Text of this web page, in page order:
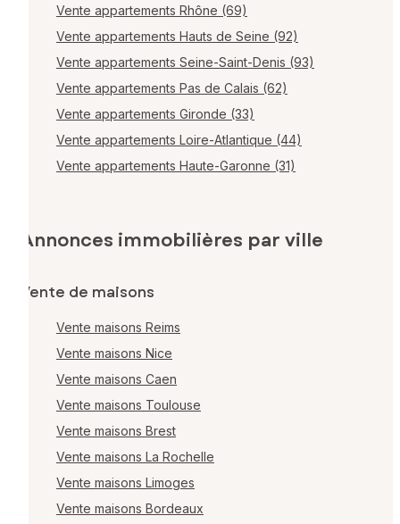
Vente appartements Rhône (69)
Vente appartements Hauts de Seine (92)
Vente appartements Seine-Saint-Denis (93)
Vente appartements Pas de Calais (62)
Vente appartements Gironde (33)
Vente appartements Loire-Atlantique (44)
Vente appartements Haute-Garonne (31)
Annonces immobilières par ville
Vente de maisons
Vente maisons Reims
Vente maisons Nice
Vente maisons Caen
Vente maisons Toulouse
Vente maisons Brest
Vente maisons La Rochelle
Vente maisons Limoges
Vente maisons Bordeaux